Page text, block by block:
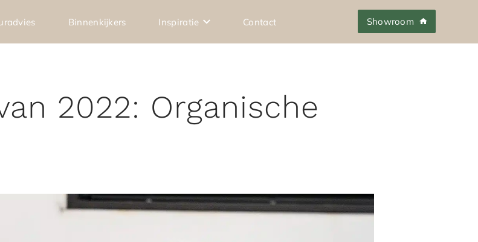
Binnenkijkers Inspiratie Contact Showroom
2022: Organische